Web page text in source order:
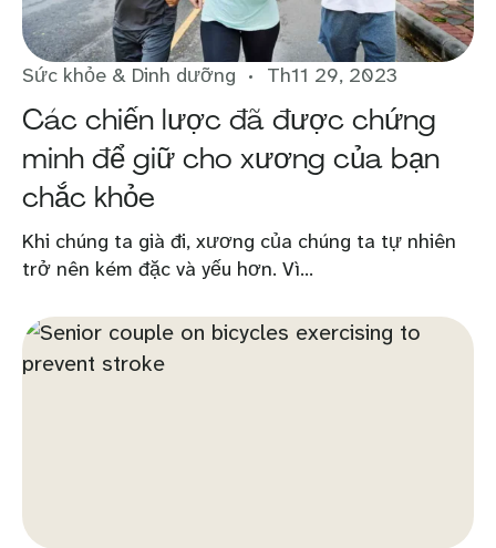
Sức khỏe & Dinh dưỡng Th11 29, 2023
Các chiến lược đã được chứng
minh để giữ cho xương của bạn
chắc khỏe
Khi chúng ta già đi, xương của chúng ta tự nhiên
trở nên kém đặc và yếu hơn. Vì...